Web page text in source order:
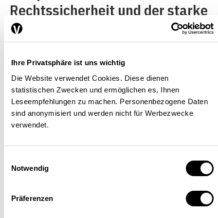
Ihre Privatsphäre ist uns wichtig
Die Website verwendet Cookies. Diese dienen
statistischen Zwecken und ermöglichen es, Ihnen
Leseempfehlungen zu machen. Personenbezogene Daten
sind anonymisiert und werden nicht für Werbezwecke
verwendet.
Notwendig
Präferenzen
Rechtssicherheit und der starke
Binnenmarkt. Es gibt aber auch
Nachteile wie den beschränkten
Zugang zu Risikokapital und die
hohen Lebenshaltungs- und
Lohnkosten.
–
Das Interview wurde schriftlich geführt.
Zitiervorschlag: Gees, Johannes (2016). «Crowdfunding